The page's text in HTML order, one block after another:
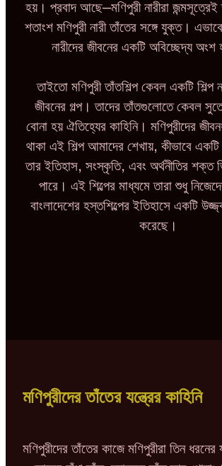
হয়। প্রবাদ আছে—মণিপুরী নারীরা
শতাংশ মণিপুরী নারী তাঁতের সঙ্গে যুক্ত।
নারীদের জীবনের একটি অবিচ্ছেদ্য
তাইতো মণিপুরী তাঁতশিল্প কেবল একটি
জীবনের গল্প। তাদের তাঁতগুলোতে কেবল
বোনা হয় ঐতিহ্যের কাহিনি। মণিপুরীদের
থাকা এই শিল্প আমাদের শেখায়, কীভাবে একটি
তার ইতিহাস, সংস্কৃতি, এবং অর্থনীতির শক্ত
পারে। এই শিল্পের মাধ্যমে তারা শুধু
বাংলাদেশের হস্তশিল্পের ইতিহাসে একটি
করেছে।
মণিপুরীদের তাঁতের যন্ত্রের কাহিনি
মণিপুরীদের তাঁতের কাজে মণিপুরীরা তিন ধরনের